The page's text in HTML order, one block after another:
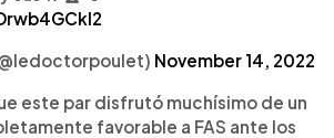
November 14, 2022
este par disfrutó muchísimo de un
favorable a FAS ante los